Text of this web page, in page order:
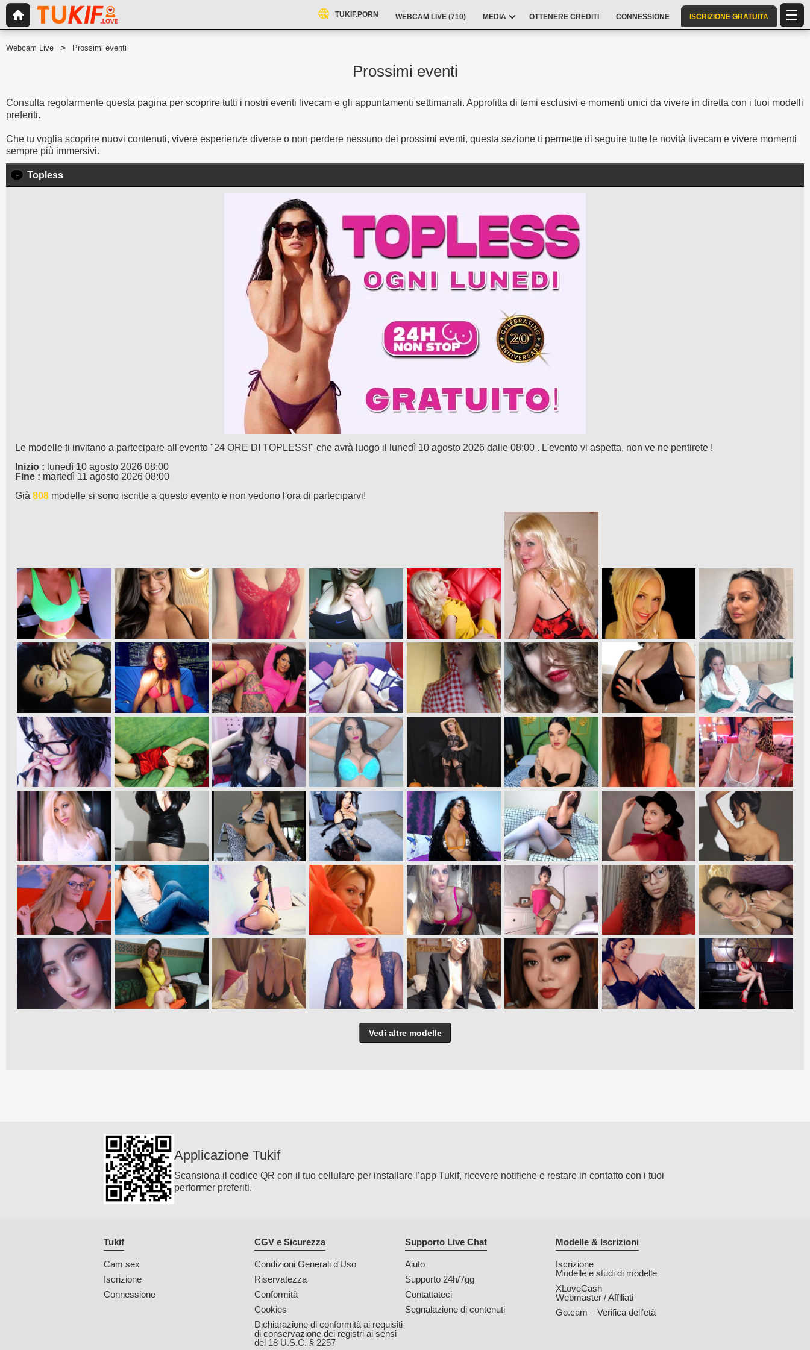
TUKIF.PORN WEBCAM LIVE (710) MEDIA OTTENERE CREDITI CONNESSIONE ISCRIZIONE GRATUITA
Webcam Live Prossimi eventi
Prossimi eventi
Consulta regolarmente questa pagina per scoprire tutti i nostri eventi livecam e gli appuntamenti settimanali. Approfitta di temi esclusivi e momenti unici da vivere in diretta con i tuoi modelli
preferiti.
Che tu voglia scoprire nuovi contenuti, vivere esperienze diverse o non perdere nessuno dei prossimi eventi, questa sezione ti permette di seguire tutte le novità livecam e vivere momenti
sempre più immersivi.
- Topless
Le modelle ti invitano a partecipare all'evento "24 ORE DI TOPLESS!" che avrà luogo il lunedì 10 agosto 2026 dalle 08:00 . L'evento vi aspetta, non ve ne pentirete !
Inizio : lunedì 10 agosto 2026 08:00
Fine : martedì 11 agosto 2026 08:00
Già 808 modelle si sono iscritte a questo evento e non vedono l'ora di parteciparvi!
Vedi altre modelle
Applicazione Tukif
Scansiona il codice QR con il tuo cellulare per installare l’app Tukif, ricevere notifiche e restare in contatto con i tuoi
performer preferiti.
Tukif
Cam sex
Iscrizione
Connessione
CGV e Sicurezza
Condizioni Generali d'Uso
Riservatezza
Conformità
Cookies
Dichiarazione di conformità ai requisiti
di conservazione dei registri ai sensi
del 18 U.S.C. § 2257
Supporto Live Chat
Aiuto
Supporto 24h/7gg
Contattateci
Segnalazione di contenuti
Modelle & Iscrizioni
Iscrizione
Modelle e studi di modelle
XLoveCash
Webmaster / Affiliati
Go.cam – Verifica dell’età